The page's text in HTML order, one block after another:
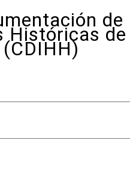
de
Históricas de